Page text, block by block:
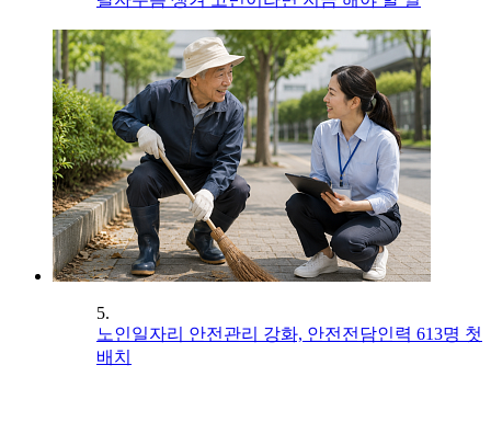
5.
노인일자리 안전관리 강화, 안전전담인력 613명 첫
배치